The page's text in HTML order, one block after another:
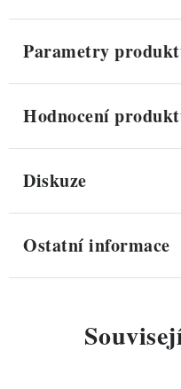
Parametry
Hodnocení
Diskuze
Ostatní informace